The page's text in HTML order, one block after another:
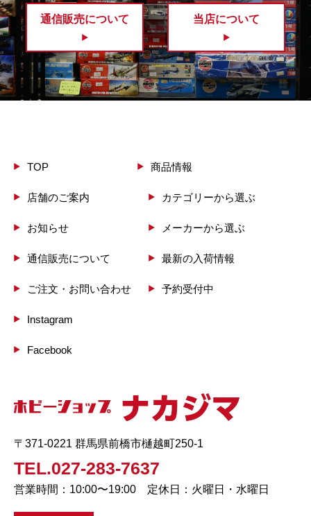
通信販売について 当店について
TOP
店舗のご案内
お知らせ
通信販売について
ご注文・お問い合わせ
Instagram
Facebook
商品情報
カテゴリーから選ぶ
メーカーから選ぶ
最新の入荷情報
予約受付中
〒371-0221 群馬県前橋市樋越町250-1
TEL.027-283-7637
営業時間：10:00〜19:00 定休日：火曜日・水曜日